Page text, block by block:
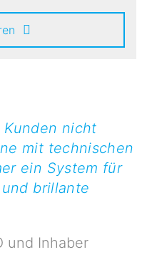
nicht
mit technischen
ein System für
brillante
und Inhaber